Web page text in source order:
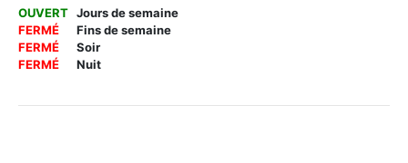
OUVERT Jours de semaine
FERMÉ
Fins de semaine
FERMÉ
Soir
FERMÉ
Nuit